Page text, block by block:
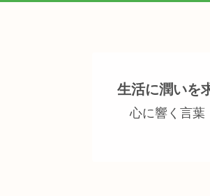
生活に潤いを
心に響く言葉